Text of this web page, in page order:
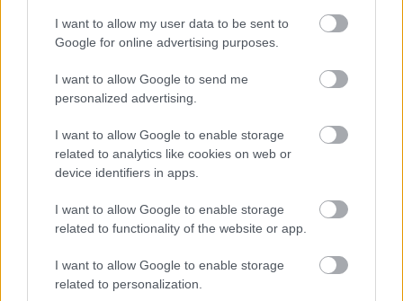
I want to allow my user data to be sent to
Google for online advertising purposes.
I want to allow Google to send me
personalized advertising.
I want to allow Google to enable storage
related to analytics like cookies on web or
device identifiers in apps.
I want to allow Google to enable storage
related to functionality of the website or app.
I want to allow Google to enable storage
related to personalization.
Η επανάσταση της
Το Ταμείο Ανάκαμψης
και η ψηφιοποίηση
υγείας
Η ψηφιακή πολιτική